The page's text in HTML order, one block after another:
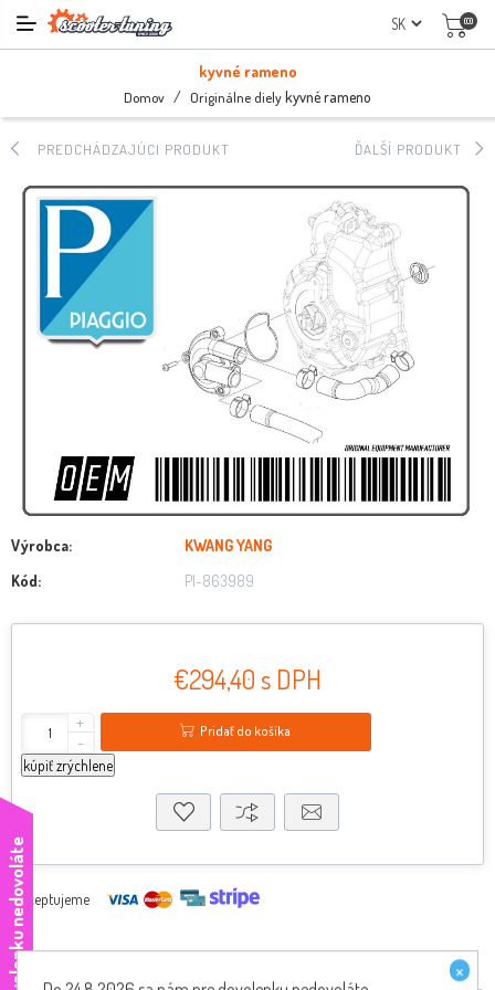
(0)
kyvné rameno
Domov / Originálne dielykyvné rameno
PREDCHÁDZAJÚCI PRODUKT ĎALŠÍ PRODUKT
Výrobca:
KWANG YANG
Kód:
PI-863989
€294,40 s DPH
+
-
Pridať do košíka
kúpiť zrýchlene
Akceptujeme
×